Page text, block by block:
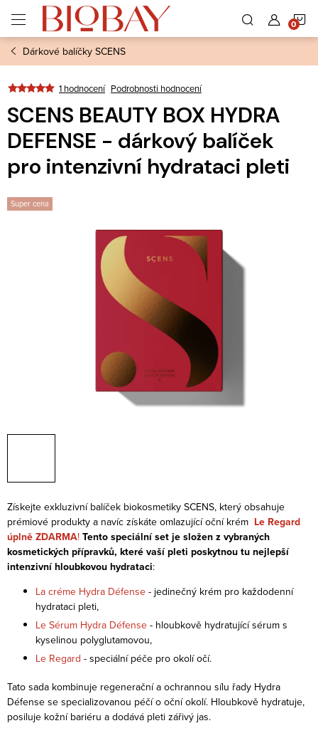
obsah
Dárkové balíčky SCENS
1 hodnocení Podrobnosti hodnocení
SCENS BEAUTY BOX HYDRA
DEFENSE - dárkový balíček
pro intenzivní hydrataci pleti
Super cena
Získejte exkluzivní balíček biokosmetiky SCENS, který obsahuje
prémiové produkty a navíc získáte omlazující oční krém Le Regard
úplně ZDARMA! Tento speciální set je složen z vybraných
kosmetických přípravků, které vaší pleti poskytnou tu nejlepší
intenzivní hloubkovou hydrataci:
La créme Hydra Défense - jedinečný krém pro každodenní
hydrataci pleti,
Le Sérum Hydra Défense - hloubkově hydratující sérum s
kyselinou polyglutamovou,
Le Regard - speciální péče pro okolí očí.
Tato sada kombinuje regenerační a ochrannou sílu řady Hydra
Défense se specializovanou péčí o oční okolí. Hloubkově hydratuje,
posiluje kožní bariéru a dodává pleti zářivý jas.